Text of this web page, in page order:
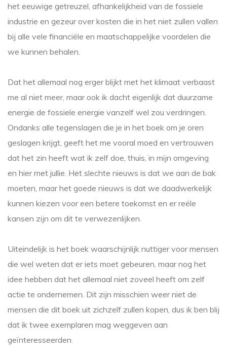
het eeuwige getreuzel, afhankelijkheid van de fossiele
industrie en gezeur over kosten die in het niet zullen vallen
bij alle vele financiële en maatschappelijke voordelen die
we kunnen behalen.
Dat het allemaal nog erger blijkt met het klimaat verbaast
me al niet meer, maar ook ik dacht eigenlijk dat duurzame
energie de fossiele energie vanzelf wel zou verdringen.
Ondanks alle tegenslagen die je in het boek om je oren
geslagen krijgt, geeft het me vooral moed en vertrouwen
dat het zin heeft wat ik zelf doe, thuis, in mijn omgeving
en hier met jullie. Het slechte nieuws is dat we aan de bak
moeten, maar het goede nieuws is dat we daadwerkelijk
kunnen kiezen voor een betere toekomst en er reële
kansen zijn om dit te verwezenlijken.
Uiteindelijk is het boek waarschijnlijk nuttiger voor mensen
die wel weten dat er iets moet gebeuren, maar nog het
idee hebben dat het allemaal niet zoveel heeft om zelf
actie te ondernemen. Dit zijn misschien weer niet de
mensen die dit boek uit zichzelf zullen kopen, dus ik ben blij
dat ik twee exemplaren mag weggeven aan
geïnteresseerden.